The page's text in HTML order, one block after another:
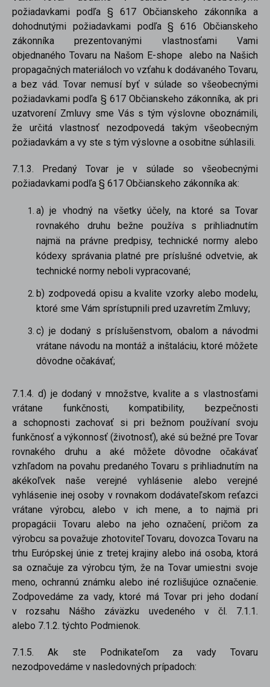
požiadavkami podľa § 617 Občianskeho zákonníka a
dohodnutými požiadavkami podľa § 616 Občianskeho
zákonníka prezentovanými vlastnosťami Vami
objednaného Tovaru na Našom E-shope alebo na Našich
propagačných materiáloch vo vzťahu k dodávaného Tovaru,
a bez vád. Tovar nemusí byť v súlade so všeobecnými
požiadavkami podľa § 617 Občianskeho zákonníka, ak pri
uzatvorení Zmluvy sme Vás s tým výslovne oboznámili,
že určitá vlastnosť nezodpovedá takým všeobecným
požiadavkám a vy ste s tým výslovne a osobitne súhlasili.
7.1.3. Predaný Tovar je v súlade so všeobecnými
požiadavkami podľa § 617 Občianskeho zákonníka ak:
a) je vhodný na všetky účely, na ktoré sa Tovar
rovnakého druhu bežne používa s prihliadnutím
najmä na právne predpisy, technické normy alebo
kódexy správania platné pre príslušné odvetvie, ak
technické normy neboli vypracované;
b) zodpovedá opisu a kvalite vzorky alebo modelu,
ktoré sme Vám sprístupnili pred uzavretím Zmluvy;
c) je dodaný s príslušenstvom, obalom a návodmi
vrátane návodu na montáž a inštaláciu, ktoré môžete
dôvodne očakávať;
7.1.4. d) je dodaný v množstve, kvalite a s vlastnosťami
vrátane funkčnosti, kompatibility, bezpečnosti
a schopnosti zachovať si pri bežnom používaní svoju
funkčnosť a výkonnosť (životnosť), aké sú bežné pre Tovar
rovnakého druhu a aké môžete dôvodne očakávať
vzhľadom na povahu predaného Tovaru s prihliadnutím na
akékoľvek naše verejné vyhlásenie alebo verejné
vyhlásenie inej osoby v rovnakom dodávateľskom reťazci
vrátane výrobcu, alebo v ich mene, a to najmä pri
propagácii Tovaru alebo na jeho označení, pričom za
výrobcu sa považuje zhotoviteľ Tovaru, dovozca Tovaru na
trhu Európskej únie z tretej krajiny alebo iná osoba, ktorá
sa označuje za výrobcu tým, že na Tovar umiestni svoje
meno, ochrannú známku alebo iné rozlišujúce označenie.
Zodpovedáme za vady, ktoré má Tovar pri jeho dodaní
v rozsahu Nášho záväzku uvedeného v čl. 7.1.1.
alebo 7.1.2. týchto Podmienok.
7.1.5. Ak ste Podnikateľom za vady Tovaru
nezodpovedáme v nasledovných prípadoch: